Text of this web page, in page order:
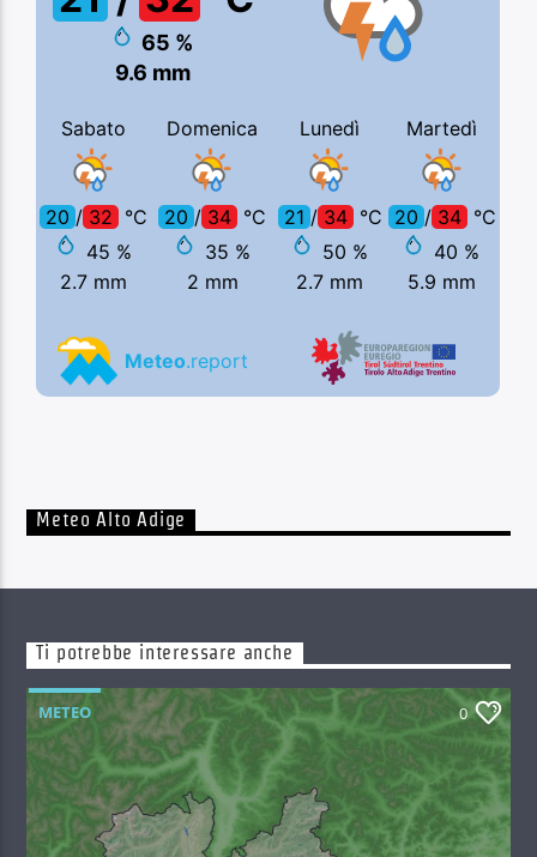
Meteo Alto Adige
Ti potrebbe interessare anche
METEO 0